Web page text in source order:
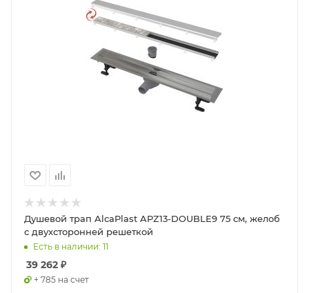
Душевой трап AlcaPlast APZ13-DOUBLE9 75 см, желоб
с двухсторонней решеткой
Есть в наличии: 11
39 262 ₽
+ 785 на счет